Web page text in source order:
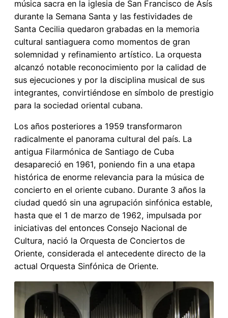
música sacra en la iglesia de San Francisco de Asís
durante la Semana Santa y las festividades de
Santa Cecilia quedaron grabadas en la memoria
cultural santiaguera como momentos de gran
solemnidad y refinamiento artístico. La orquesta
alcanzó notable reconocimiento por la calidad de
sus ejecuciones y por la disciplina musical de sus
integrantes, convirtiéndose en símbolo de prestigio
para la sociedad oriental cubana.
Los años posteriores a 1959 transformaron
radicalmente el panorama cultural del país. La
antigua Filarmónica de Santiago de Cuba
desapareció en 1961, poniendo fin a una etapa
histórica de enorme relevancia para la música de
concierto en el oriente cubano. Durante 3 años la
ciudad quedó sin una agrupación sinfónica estable,
hasta que el 1 de marzo de 1962, impulsada por
iniciativas del entonces Consejo Nacional de
Cultura, nació la Orquesta de Conciertos de
Oriente, considerada el antecedente directo de la
actual Orquesta Sinfónica de Oriente.